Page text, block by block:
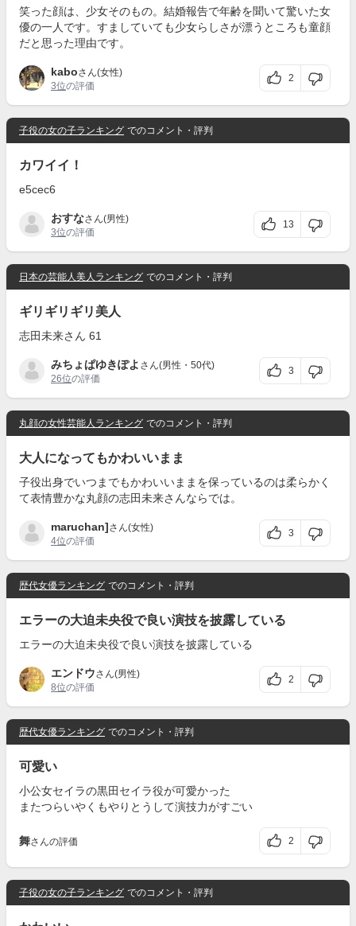
笑った顔は、少女そのもの。結婚報告で年齢を聞いて驚いた女
優の一人です。すましていても少女らしさが漂うところも童顔
だと思った理由です。
kaboさん(女性)
3位の評価
2
子役の女の子ランキング でのコメント・評判
カワイイ！
e5cec6
おすなさん(男性)
3位の評価
13
日本の芸能人美人ランキング でのコメント・評判
ギリギリギリ美人
志田未来さん 61
みちょぱゆきぽよ さん(男性・50代)
26位の評価
3
丸顔の女性芸能人ランキング でのコメント・評判
大人になってもかわいいまま
子役出身でいつまでもかわいいままを保っているのは柔らかく
て表情豊かな丸顔の志田未来さんならでは。
maruchan]さん(女性)
4位の評価
3
歴代女優ランキング でのコメント・評判
エラーの大迫未央役で良い演技を披露している
エラーの大迫未央役で良い演技を披露している
エンドウさん(男性)
8位の評価
2
歴代女優ランキング でのコメント・評判
可愛い
小公女セイラの黒田セイラ役が可愛かった
またつらいやくもやりとうして演技力がすごい
舞さんの評価 2
子役の女の子ランキング でのコメント・評判